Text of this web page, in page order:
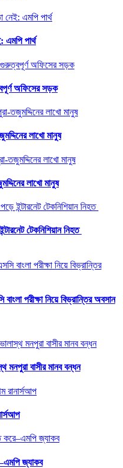
এমপি পার্থ
অফিসের সড়ক
লাখো মানুষ
লাখো মানুষ
টেকনিশিয়ান নিহত
পরীক্ষা নিয়ে বিভ্রান্তির অবসান
মনপুরা বাসীর মানব বন্ধন
জ্যাকব